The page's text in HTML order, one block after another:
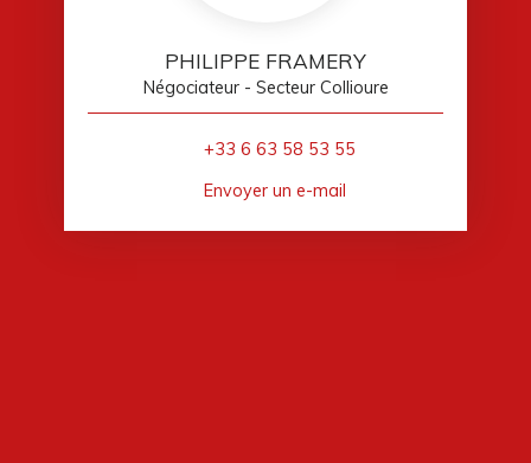
PHILIPPE FRAMERY
Négociateur - Secteur Collioure
+33 6 63 58 53 55
Envoyer un e-mail